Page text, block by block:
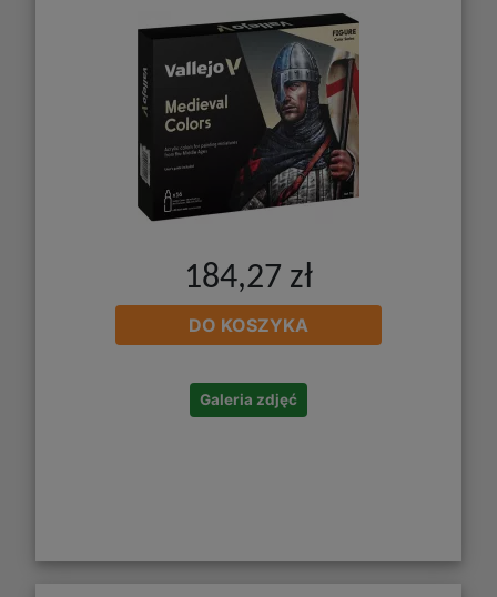
184,27 zł
DO KOSZYKA
Galeria zdjęć